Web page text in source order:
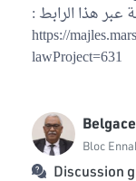
عبر هذا الرابط :
https://
lawProject=631
Bloc
Discussion
Bloc